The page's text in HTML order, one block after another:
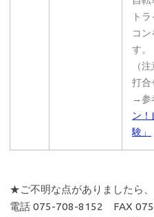
ト
コ
す。
（
打合
→参
ン
験」
★ご不明な点がありましたら
電話 075-708-8152 FAX